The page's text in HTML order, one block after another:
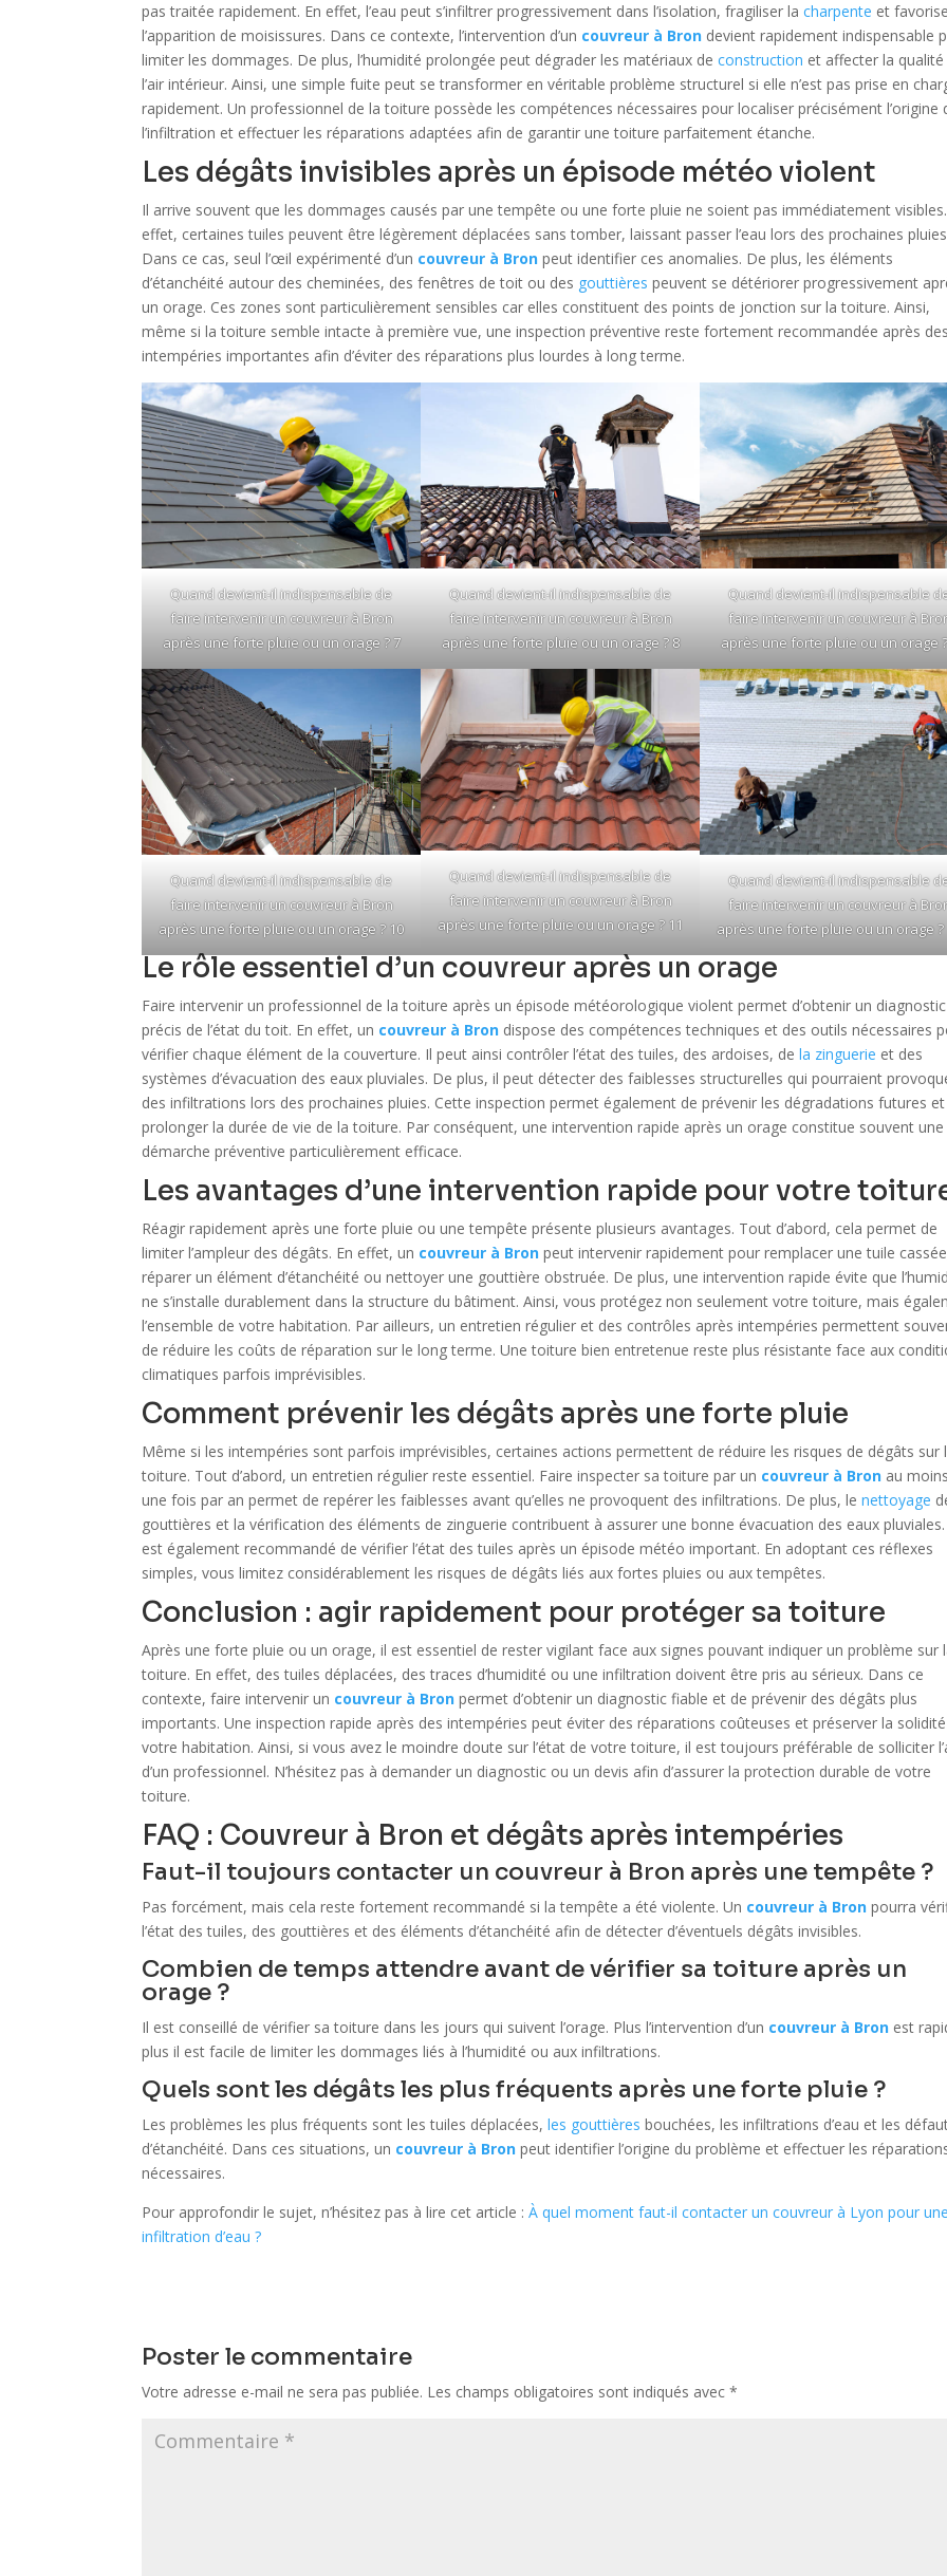
pas traitée rapidement. En effet, l’eau peut s’infiltrer progressivement dans l’isolation, fragiliser lacharpente et
l’apparition de moisissures. Dans ce contexte, l’intervention d’un couvreur à Bron devient rapidement indispensable
limiter les dommages. De plus, l’humidité prolongée peut dégrader les matériaux deconstruction et affecter la qualité
l’air intérieur. Ainsi, une simple fuite peut se transformer en véritable problème structurel si elle n’est pas prise en
rapidement. Un professionnel de la toiture possède les compétences nécessaires pour localiser précisément l’origine
l’infiltration et effectuer les réparations adaptées afin de garantir une toiture parfaitement étanche.
Les dégâts invisibles après un épisode météo violent
Il arrive souvent que les dommages causés par une tempête ou une forte pluie ne soient pas immédiatement
effet, certaines tuiles peuvent être légèrement déplacées sans tomber, laissant passer l’eau lors des prochaines
Dans ce cas, seul l’œil expérimenté d’un couvreur à Bron peut identifier ces anomalies. De plus, les éléments
d’étanchéité autour des cheminées, des fenêtres de toit ou des gouttières peuvent se détériorer progressivement
un orage. Ces zones sont particulièrement sensibles car elles constituent des points de jonction sur la toiture. Ainsi,
même si la toiture semble intacte à première vue, une inspection préventive reste fortement recommandée après des
intempéries importantes afin d’éviter des réparations plus lourdes à long terme.
Quand devient-il indispensable de
faire intervenir un couvreur à Bron
après une forte pluie ou un orage ? 7
Quand devient-il indispensable de
faire intervenir un couvreur à Bron
après une forte pluie ou un orage ? 8
Quand devient-il indispensable
faire intervenir un couvreur à
après une forte pluie ou un orage
Quand devient-il indispensable de
faire intervenir un couvreur à Bron
après une forte pluie ou un orage ? 10
Quand devient-il indispensable de
faire intervenir un couvreur à Bron
après une forte pluie ou un orage ? 11
Quand devient-il indispensable
faire intervenir un couvreur à
après une forte pluie ou un orage ?
Le rôle essentiel d’un couvreur après un orage
Faire intervenir un professionnel de la toiture après un épisode météorologique violent permet d’obtenir un diagnostic
précis de l’état du toit. En effet, un couvreur à Bron dispose des compétences techniques et des outils nécessaires
vérifier chaque élément de la couverture. Il peut ainsi contrôler l’état des tuiles, des ardoises, dela zinguerie et des
systèmes d’évacuation des eaux pluviales. De plus, il peut détecter des faiblesses structurelles qui pourraient
des infiltrations lors des prochaines pluies. Cette inspection permet également de prévenir les dégradations futures
prolonger la durée de vie de la toiture. Par conséquent, une intervention rapide après un orage constitue souvent une
démarche préventive particulièrement efficace.
Les avantages d’une intervention rapide pour votre
Réagir rapidement après une forte pluie ou une tempête présente plusieurs avantages. Tout d’abord, cela permet de
limiter l’ampleur des dégâts. En effet, un couvreur à Bron peut intervenir rapidement pour remplacer une tuile
réparer un élément d’étanchéité ou nettoyer une gouttière obstruée. De plus, une intervention rapide évite que
ne s’installe durablement dans la structure du bâtiment. Ainsi, vous protégez non seulement votre toiture, mais
l’ensemble de votre habitation. Par ailleurs, un entretien régulier et des contrôles après intempéries permettent
de réduire les coûts de réparation sur le long terme. Une toiture bien entretenue reste plus résistante face aux
climatiques parfois imprévisibles.
Comment prévenir les dégâts après une forte pluie
Même si les intempéries sont parfois imprévisibles, certaines actions permettent de réduire les risques de dégâts sur
toiture. Tout d’abord, un entretien régulier reste essentiel. Faire inspecter sa toiture par un couvreur à Bron au moins
une fois par an permet de repérer les faiblesses avant qu’elles ne provoquent des infiltrations. De plus, lenettoyage
gouttières et la vérification des éléments de zinguerie contribuent à assurer une bonne évacuation des eaux pluviales.
est également recommandé de vérifier l’état des tuiles après un épisode météo important. En adoptant ces réflexes
simples, vous limitez considérablement les risques de dégâts liés aux fortes pluies ou aux tempêtes.
Conclusion : agir rapidement pour protéger sa toiture
Après une forte pluie ou un orage, il est essentiel de rester vigilant face aux signes pouvant indiquer un problème sur
toiture. En effet, des tuiles déplacées, des traces d’humidité ou une infiltration doivent être pris au sérieux. Dans ce
contexte, faire intervenir un couvreur à Bron permet d’obtenir un diagnostic fiable et de prévenir des dégâts plus
importants. Une inspection rapide après des intempéries peut éviter des réparations coûteuses et préserver la
votre habitation. Ainsi, si vous avez le moindre doute sur l’état de votre toiture, il est toujours préférable de solliciter
d’un professionnel. N’hésitez pas à demander un diagnostic ou un devis afin d’assurer la protection durable de votre
toiture.
FAQ : Couvreur à Bron et dégâts après intempéries
Faut-il toujours contacter un couvreur à Bron après une tempête ?
Pas forcément, mais cela reste fortement recommandé si la tempête a été violente. Un couvreur à Bron pourra
l’état des tuiles, des gouttières et des éléments d’étanchéité afin de détecter d’éventuels dégâts invisibles.
Combien de temps attendre avant de vérifier sa toiture après un
orage ?
Il est conseillé de vérifier sa toiture dans les jours qui suivent l’orage. Plus l’intervention d’un couvreur à Bron est
plus il est facile de limiter les dommages liés à l’humidité ou aux infiltrations.
Quels sont les dégâts les plus fréquents après une forte pluie ?
Les problèmes les plus fréquents sont les tuiles déplacées,les gouttières bouchées, les infiltrations d’eau et les
d’étanchéité. Dans ces situations, un couvreur à Bron peut identifier l’origine du problème et effectuer les
nécessaires.
Pour approfondir le sujet, n’hésitez pas à lire cet article :À quel moment faut-il contacter un couvreur à Lyon pour une
infiltration d’eau ?
Poster le commentaire
Votre adresse e-mail ne sera pas publiée. Les champs obligatoires sont indiqués avec*